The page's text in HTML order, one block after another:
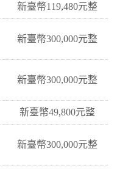
新臺幣119,480元整
新臺幣300,000元整
新臺幣300,000元整
新臺幣49,800元整
新臺幣300,000元整